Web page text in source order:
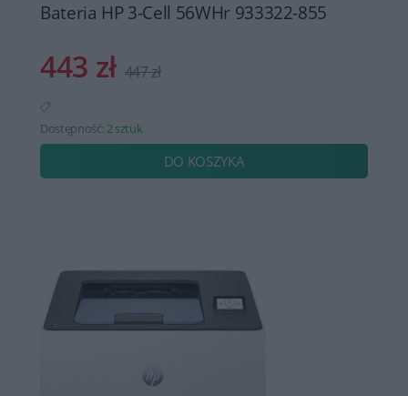
Bateria HP 3-Cell 56WHr 933322-855
443 zł 447 zł
Dostępność: 2 sztuk
DO KOSZYKA